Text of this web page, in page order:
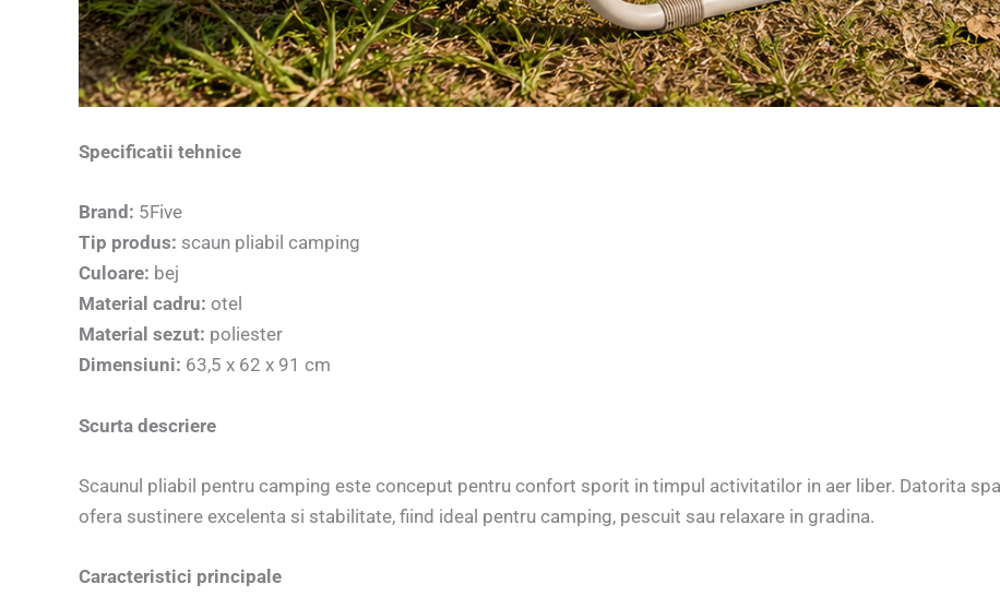
Specificatii tehnice
Brand: 5Five
Tip produs: scaun pliabil camping
Culoare: bej
Material cadru: otel
Material sezut: poliester
Dimensiuni: 63,5 x 62 x 91 cm
Scurta descriere
Scaunul pliabil pentru camping este conceput pentru confort sporit in timpul activitatilor in aer liber. Datorita
ofera sustinere excelenta si stabilitate, fiind ideal pentru camping, pescuit sau relaxare in gradina.
Caracteristici principale